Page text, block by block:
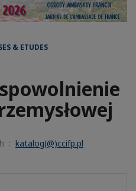
& ETUDES
: katalog(@)ccifp.pl